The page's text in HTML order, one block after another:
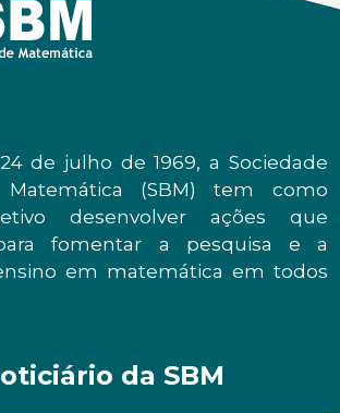
de julho de 1969, a Sociedade
Matemática (SBM) tem como
desenvolver ações que
fomentar a pesquisa e a
em matemática em todos
da SBM